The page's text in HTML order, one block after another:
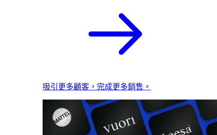
吸引更多顧客，完成更多銷售。